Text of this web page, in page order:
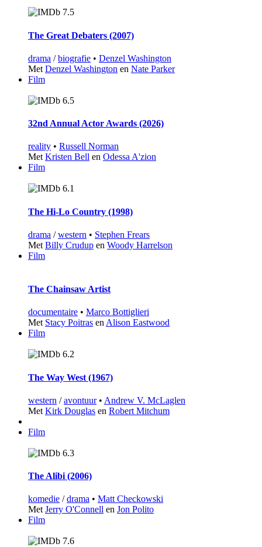
7.5
The Great Debaters (2007)
drama /biografie • Denzel Washington
Met Denzel Washington en Nate Parker
Film
6.5
32nd Annual Actor Awards (2026)
reality • Russell Norman
Met Kristen Bell en Odessa A'zion
Film
6.1
The Hi-Lo Country (1998)
drama /western • Stephen Frears
Met Billy Crudup en Woody Harrelson
Film
The Chainsaw Artist
documentaire • Marco Bottiglieri
Met Stacy Poitras enAlison Eastwood
Film
6.2
The Way West (1967)
western /avontuur• Andrew V. McLaglen
Met Kirk Douglas en Robert Mitchum
Film
6.3
The Alibi (2006)
komedie /drama • Matt Checkowski
MetJerry O'Connell en Jon Polito
Film
7.6